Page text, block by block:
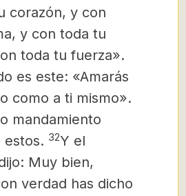
corazón, y con
y con toda tu
toda tu fuerza».
es este: «Amarás
como a ti mismo».
mandamiento
estos. 32Y el
Muy bien,
verdad has dicho